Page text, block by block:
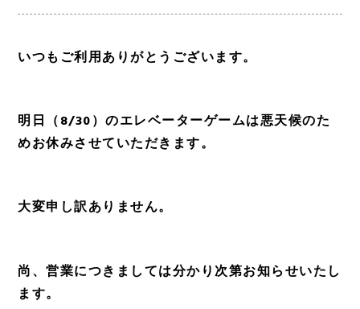
いつもご利用ありがとうございます。
明日（8/30）のエレベーターゲームは悪天候のた
めお休みさせていただきます。
大変申し訳ありません。
尚、営業につきましては分かり次第お知らせいたし
ます。